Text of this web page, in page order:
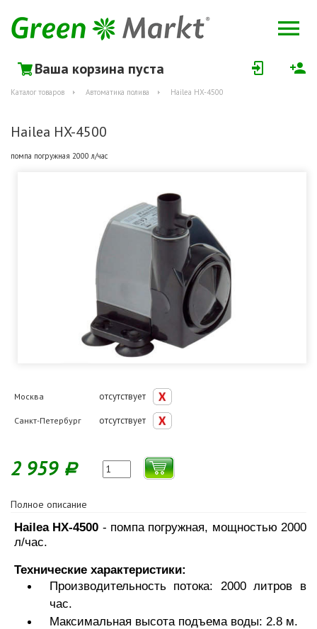
Ваша корзина пуста
Каталог товаров Автоматика полива Hailea HX-4500
Hailea HX-4500
помпа погружная 2000 л/час
Москва отсутствует
Санкт-Петербург отсутствует
2 959 Р
Полное описание
Hailea HX-4500 - помпа погружная, мощностью 2000
л/час.
Технические характеристики:
Производительность потока: 2000 литров в
час.
Максимальная высота подъема воды: 2.8 м.